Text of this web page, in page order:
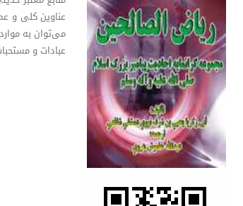
عناوین کلی و
می‌توان به
عبادات و